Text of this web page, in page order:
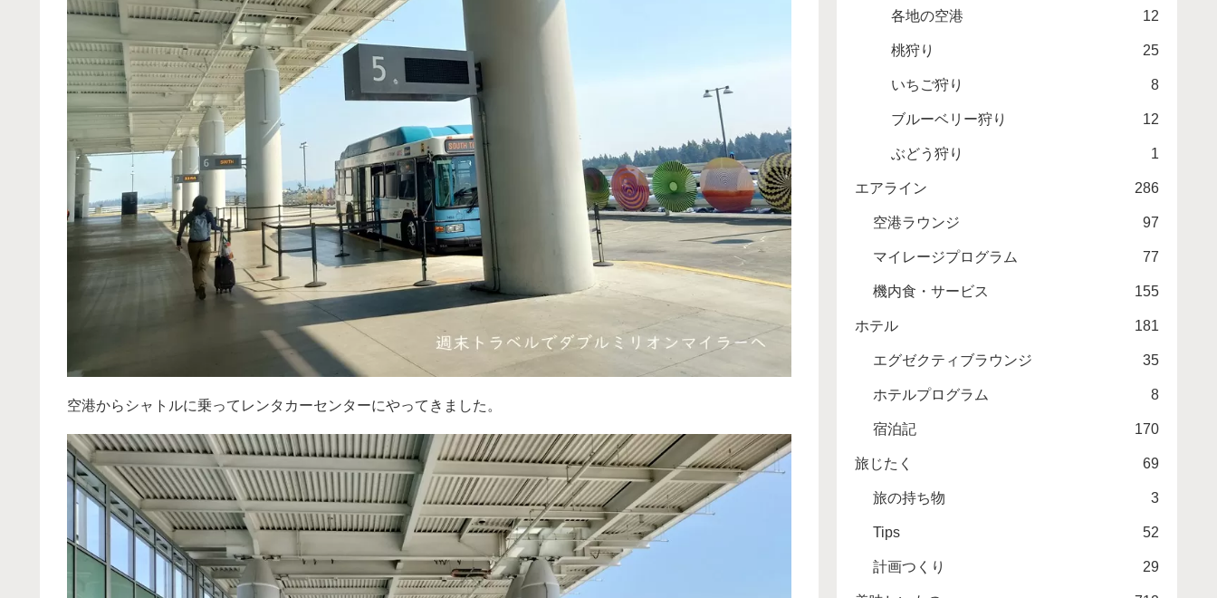
空港からシャトルに乗ってレンタカーセンターにやってきました。
各地の空港 12
桃狩り 25
いちご狩り 8
ブルーベリー狩り 12
ぶどう狩り 1
エアライン 286
空港ラウンジ 97
マイレージプログラム 77
機内食・サービス 155
ホテル 181
エグゼクティブラウンジ 35
ホテルプログラム 8
宿泊記 170
旅じたく 69
旅の持ち物 3
Tips 52
計画つくり 29